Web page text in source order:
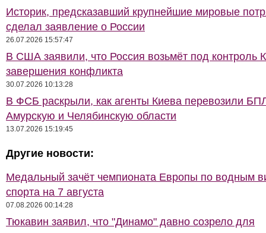
Историк, предсказавший крупнейшие мировые
сделал заявление о России
26.07.2026 15:57:47
В США заявили, что Россия возьмёт под контроль
завершения конфликта
30.07.2026 10:13:28
В ФСБ раскрыли, как агенты Киева перевозили
Амурскую и Челябинскую области
13.07.2026 15:19:45
Другие новости:
Медальный зачёт чемпионата Европы по водным
спорта на 7 августа
07.08.2026 00:14:28
Тюкавин заявил, что "Динамо" давно созрело для